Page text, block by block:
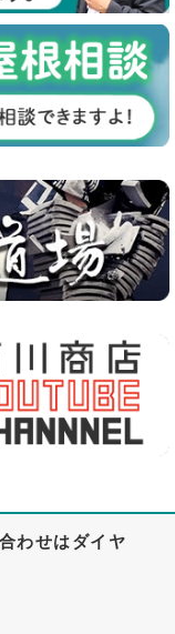
わせはダイヤ